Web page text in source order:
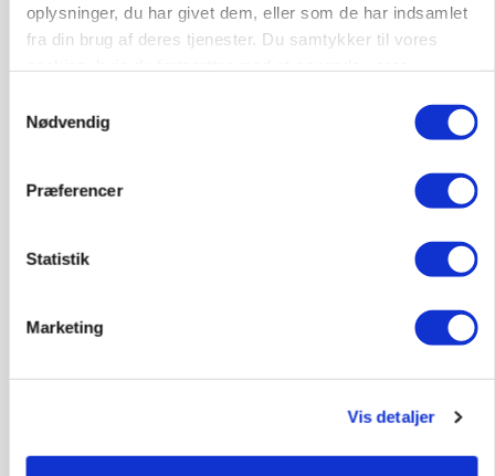
oplysninger, du har givet dem, eller som de har indsamlet
fra din brug af deres tjenester. Du samtykker til vores
Nødvendig
Præferencer
Statistik
Marketing
Vis detaljer
MASKINER
Forserie til selvkørende skårlægger afprøves i år
Annonce
ARRANGEMENT